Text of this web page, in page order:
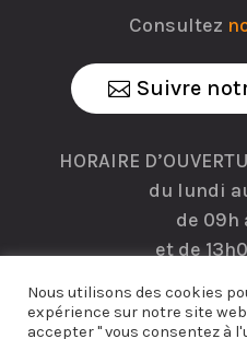
Consultez
Suivre
HORAIRE
du lundi
de 09h
et de
Nous utilisons des cookies
expérience sur notre site
accepter " vous consentez à